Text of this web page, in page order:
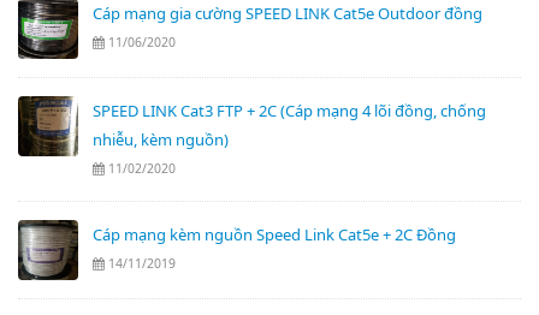
Cáp mạng gia cường SPEED LINK Cat5e Outdoor đồng
11/06/2020
SPEED LINK Cat3 FTP + 2C (Cáp mạng 4 lõi đồng, chống
nhiễu, kèm nguồn)
11/02/2020
Cáp mạng kèm nguồn Speed Link Cat5e + 2C Đồng
14/11/2019